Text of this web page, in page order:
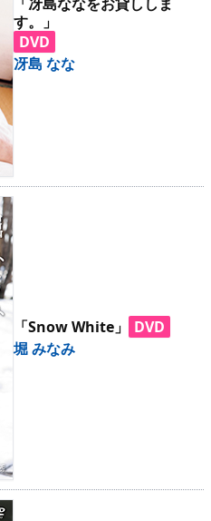
す。」
DVD
冴島 なな
「Snow White」
DVD
堀 みなみ